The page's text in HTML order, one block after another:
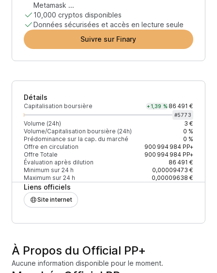
Metamask ...
10,000 cryptos disponibles
Données sécurisées et accès en lecture seule
Suivre sur Finary
Détails
Capitalisation boursière +1,39 % 86 491 €
#5773
Volume (24h)
3 €
Volume/Capitalisation boursière (24h)
0 %
Prédominance sur la cap. du marché
0 %
Offre en circulation
900 994 984PP+
Offre Totale
900 994 984PP+
Évaluation après dilution
86 491 €
Minimum sur 24 h
0,00009473 €
Maximum sur 24 h
0,00009638 €
Liens officiels
Site internet
À Propos du Official PP+
Aucune information disponible pour le moment.